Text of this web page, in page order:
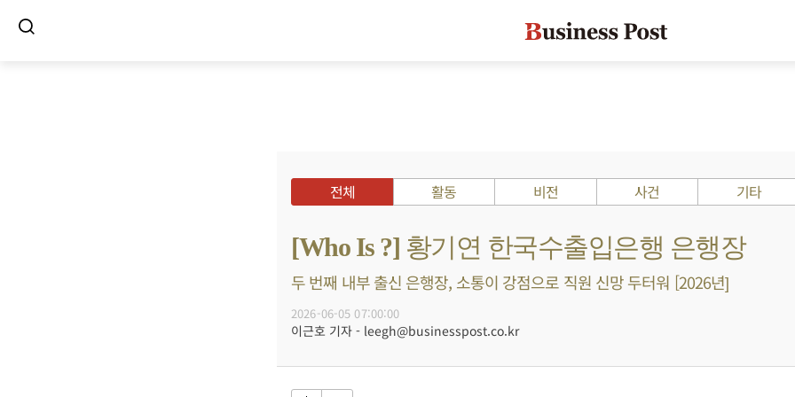
전체 활동 비전 사건 기타
[Who Is ?] 황기연 한국수출입은행 은행장
두 번째 내부 출신 은행장, 소통이 강점으로 직원 신망 두터워 [2026년]
2026-06-05 07:00:00
이근호 기자 - leegh@businesspost.co.kr